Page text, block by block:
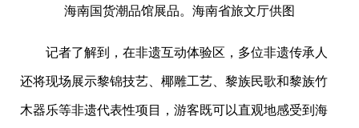
海南国货潮品馆展品。海南省旅文厅供图
记者了解到，在非遗互动体验区，多位非遗传承人
还将现场展示黎锦技艺、椰雕工艺、黎族民歌和黎族竹
木器乐等非遗代表性项目，游客既可以直观地感受到海